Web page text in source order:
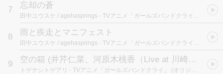
7 忘却の蒼
田中ユウスケ / agehasprings - TVアニメ「ガールズバンドクライ」 (オリジナルサウンドトラック)
8 雨と疾走とマニフェスト
田中ユウスケ / agehasprings - TVアニメ「ガールズバンドクライ」 (オリジナルサウンドトラック)
9 空の箱 (井芹仁菜、河原木桃香（Live at 川崎駅東口駅前広場 edit）)
トゲナシトゲアリ - TVアニメ「ガールズバンドクライ」 (オリジナルサウンドトラック)